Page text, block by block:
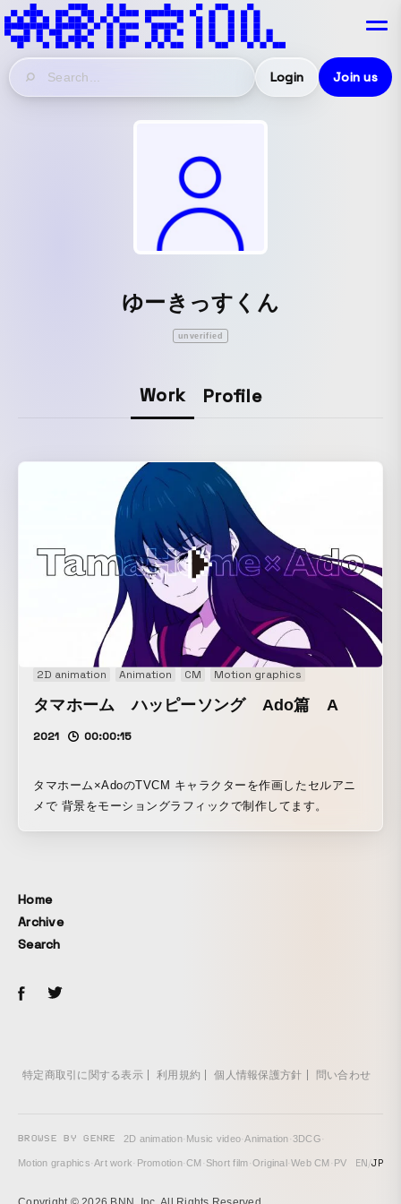
Login Join us
ゆーきっすくん
unverified
Work Profile
2D animation Animation CM Motion graphics
タマホーム ハッピーソング Ado篇 A
2021 00:00:15
タマホーム×AdoのTVCM キャラクターを作画したセルアニ
メで 背景をモーショングラフィックで制作してます。
Home
Archive
Search
特定商取引に関する表示 利用規約 個人情報保護方針 問い合わせ
BROWSE BY GENRE 2D animation· Music video·Animation·3DCG·
Motion graphics·Art work· Promotion·CM · Short film·Original ·Web CM · PV EN/JP